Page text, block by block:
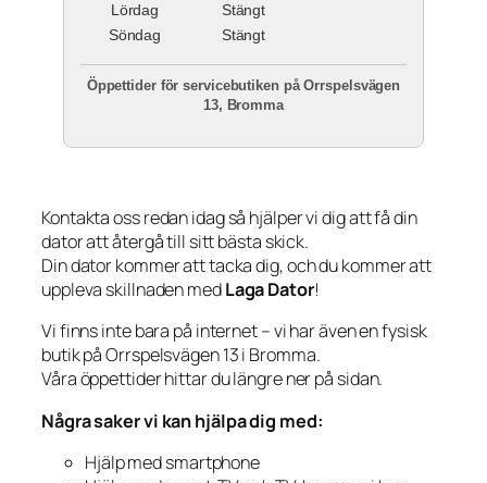
Lördag
Stängt
Söndag
Stängt
Öppettider för servicebutiken på Orrspelsvägen
13, Bromma
Kontakta oss redan idag så hjälper vi dig att få din
dator att återgå till sitt bästa skick.
Din dator kommer att tacka dig, och du kommer att
uppleva skillnaden medLaga Dator!
Vi finns inte bara på internet – vi har även en fysisk
butik på Orrspelsvägen 13 i Bromma.
Våra öppettider hittar du längre ner på sidan.
Några saker vi kan hjälpa dig med:
Hjälp med smartphone